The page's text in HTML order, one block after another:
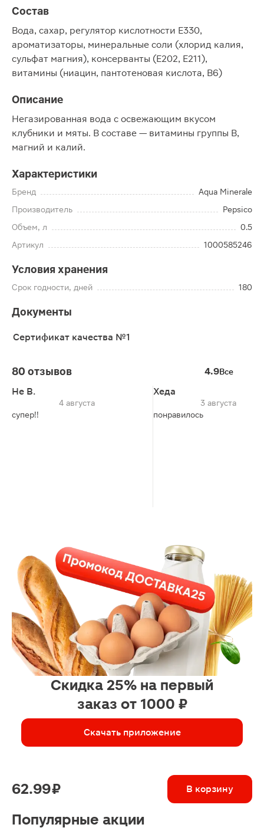
Состав
Вода, сахар, регулятор кислотности Е330,
ароматизаторы, минеральные соли (хлорид калия,
сульфат магния), консерванты (Е202, Е211),
витамины (ниацин, пантотеновая кислота, В6)
Описание
Негазированная вода с освежающим вкусом
клубники и мяты. В составе — витамины группы B,
магний и калий.
Характеристики
Бренд
Aqua Minerale
Производитель
Pepsico
Объем, л
0.5
Артикул
1000585246
Условия хранения
Срок годности, дней 180
Документы
Сертификат качества №1
80 отзывов 4.9Все
Не В.
4 августа
супер!!
Хеда
3 августа
понравилось
Скидка 25% на первый
заказ от 1000 ₽
Скачать приложение
62.99 ₽ В корзину
Популярные акции